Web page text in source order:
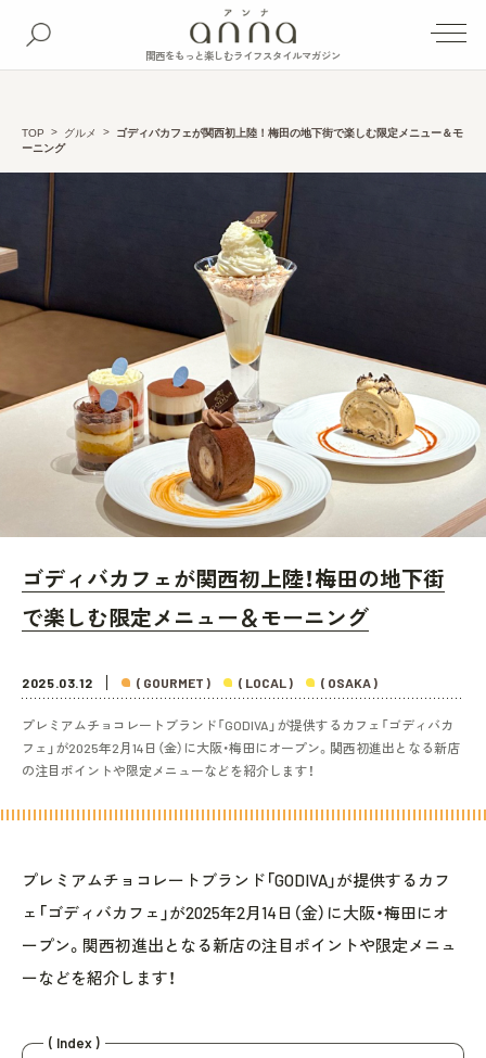
関西をもっと楽しむライフスタイルマガジン
TOP グルメ
ゴディバカフェが関西初上陸！梅田の地下街で楽しむ限定メニュー＆モ
ーニング
ゴディバカフェが関西初上陸！梅田の地下街
で楽しむ限定メニュー＆モーニング
2025.03.12 ( GOURMET ) ( LOCAL ) ( OSAKA )
プレミアムチョコレートブランド「GODIVA」が提供するカフェ「ゴディバカ
フェ」が2025年2月14日（金）に大阪・梅田にオープン。関西初進出となる新店
の注目ポイントや限定メニューなどを紹介します！
プレミアムチョコレートブランド「GODIVA」が提供するカフ
ェ「ゴディバカフェ」が2025年2月14日（金）に大阪・梅田にオ
ープン。関西初進出となる新店の注目ポイントや限定メニュ
ーなどを紹介します！
( Index )